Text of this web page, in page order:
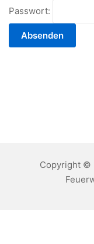
Passwort:
Copyright ©